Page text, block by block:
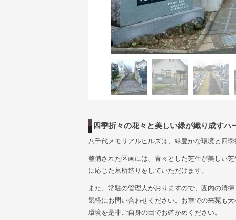
四季折々の花々と美しい緑が織り成すハ
八千代メモリアルヒルズは、緑豊かな環境と四
整備された区画には、青々とした芝生が美しい
に応じた墓所造りをしていただけます。
また、常駐の管理人がおりますので、園内の清
気軽にお問い合わせください。お車での来苑も
環境を是非ご自身の目でお確かめください。